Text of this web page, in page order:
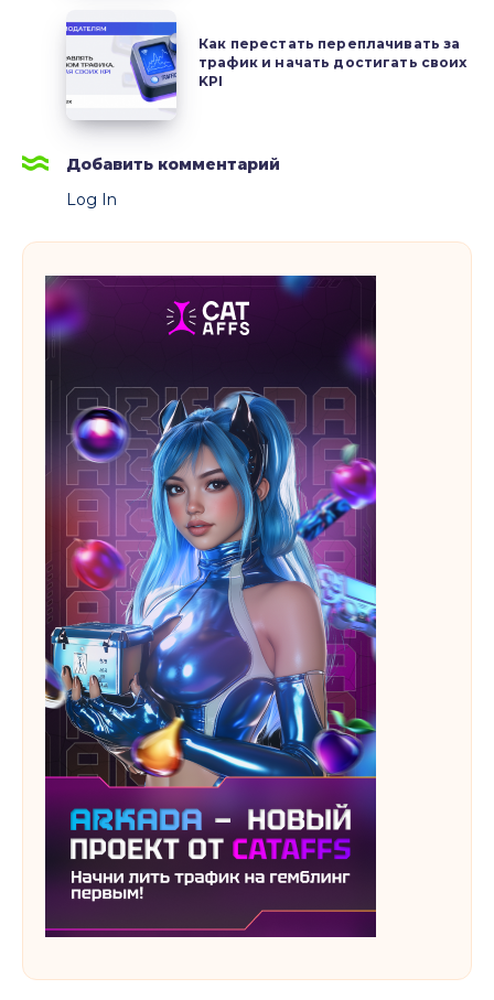
Как
перестать
переплачивать
за
трафик
и
достигать
своих
Как перестать переплачивать за
трафик и начать достигать своих
KPI
Добавить комментарий
Log In